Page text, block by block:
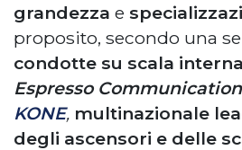
grandezza e
proposito, secondo una
condotte su scala
Espresso Communication
KONE, multinazionale
degli ascensori e delle